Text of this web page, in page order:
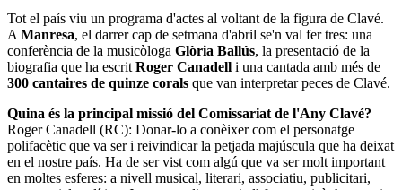
Tot el país viu un programa d'actes al voltant de la figura de Clavé.
A Manresa, el darrer cap de setmana d'abril se'n val fer tres: una
conferència de la musicòloga Glòria Ballús, la presentació de la
biografia que ha escrit Roger Canadell i una cantada amb més de
300 cantaires de quinze corals que van interpretar peces de Clavé.
Quina és la principal missió del Comissariat de l'Any Clavé?
Roger Canadell (RC): Donar-lo a conèixer com el personatge
polifacètic que va ser i reivindicar la petjada majúscula que ha deixat
en el nostre país. Ha de ser vist com algú que va ser molt important
en moltes esferes: a nivell musical, literari, associatiu, publicitari,